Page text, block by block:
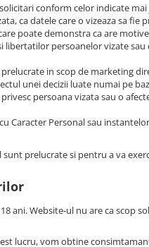
conform celor indicate mai
ca datele care o vizeaza sa fie
poate demonstra ca are
libertatilor persoanelor vizate sau
in scop de marketing
unei decizii luate numai pe
persoana vizata sau o
Caracter Personal sau
prelucrate si pentru a va
ani. Website-ul nu are ca scop
lucru, vom obtine